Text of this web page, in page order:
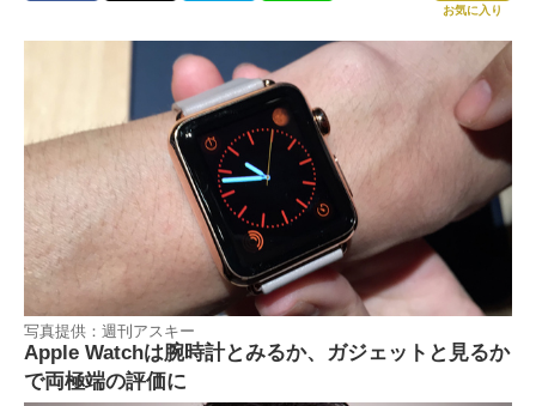
お気に入り
写真提供：週刊アスキー
Apple Watchは腕時計とみるか、ガジェットと見るか
で両極端の評価に